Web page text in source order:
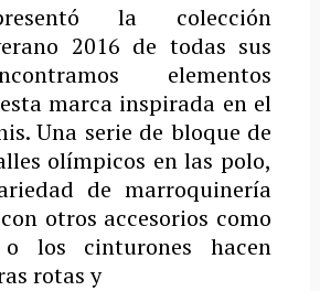
la colección
2016 de todas sus
elementos
marca inspirada en el
Una serie de bloque de
olímpicos en las polo,
de marroquinería
otros accesorios como
los cinturones hacen
rotas y